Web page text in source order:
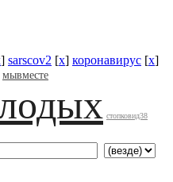
] sarscov2 [x] коронавирус [x]
мывместе
стопковид38